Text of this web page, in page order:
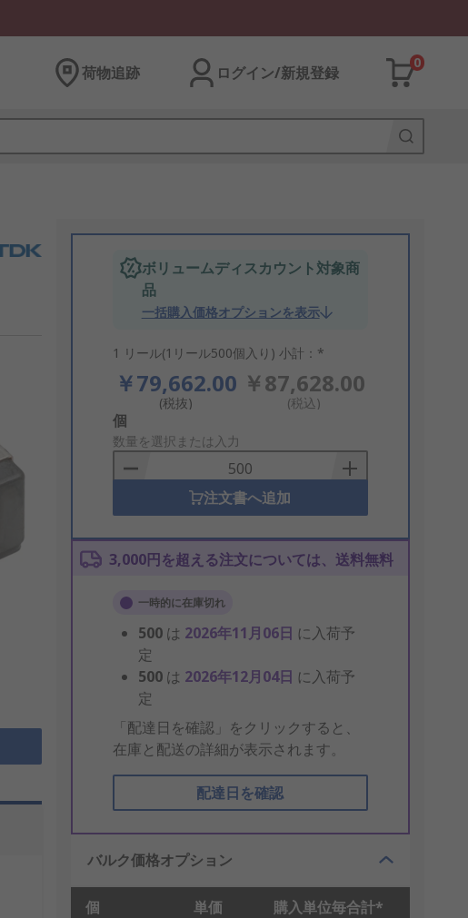
荷物追跡 ログイン/新規登録
0
ボリュームディスカウント対象商
品
一括購入価格オプションを表示
1 リール(1リール500個入り) 小計：*
￥79,662.00
(税抜)
￥87,628.00
(税込)
Add
to
Basket
個
数量を選択または入力
注文書へ追加
3,000円を超える注文については、送料無料
一時的に在庫切れ
500 は 2026年11月06日 に入荷予
定
500 は 2026年12月04日 に入荷予
定
「配達日を確認」をクリックすると、
在庫と配送の詳細が表示されます。
配達日を確認
バルク価格オプション
個 単価 購入単位毎合計*